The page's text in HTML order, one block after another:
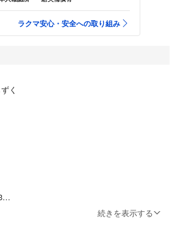
ラクマ安心・安全への取り組み
く
続きを表示する